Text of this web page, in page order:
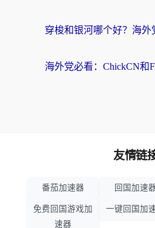
友情链
番茄加速器 回国加速
免费回国游戏加
速器
一键回国加